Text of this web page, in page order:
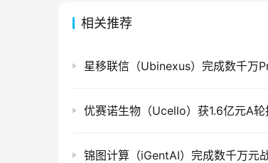
相关推荐
星移联信（Ubinexus）完成数千万
优赛诺生物（Ucello）获1.6亿元A轮
锦图计算（iGentAI）完成数千万元